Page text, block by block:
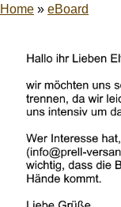
Home » eBoard